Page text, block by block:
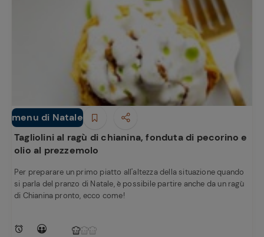
menu di Natale
Primi piatti
Tagliolini al ragù di chianina, fonduta di pecorino e
olio al prezzemolo
Per preparare un primo piatto all'altezza della situazione quando
si parla del pranzo di Natale, è possibile partire anche da un ragù
di Chianina pronto, ecco come!
Ricette
preferite